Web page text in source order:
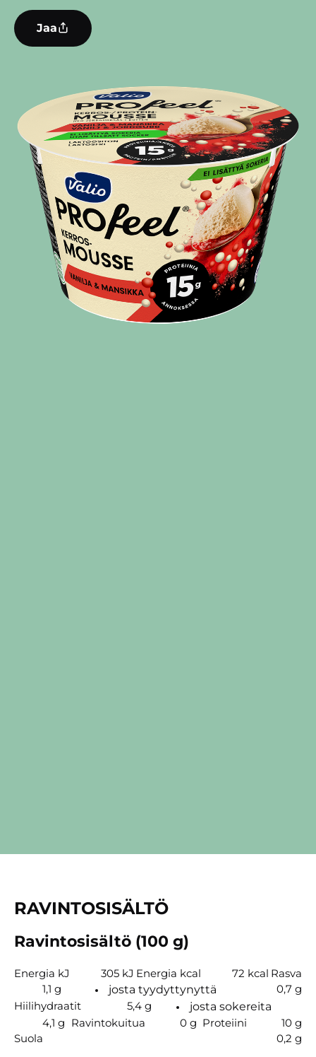
Jaa
RAVINTOSISÄLTÖ
Ravintosisältö (100 g)
Energia kJ 305 kJ Energia kcal 72 kcal Rasva
1,1 g
josta tyydyttynyttä
0,7 g
Hiilihydraatit
5,4 g
josta sokereita
4,1 g Ravintokuitua 0 g Proteiini
10 g
Suola
0,2 g